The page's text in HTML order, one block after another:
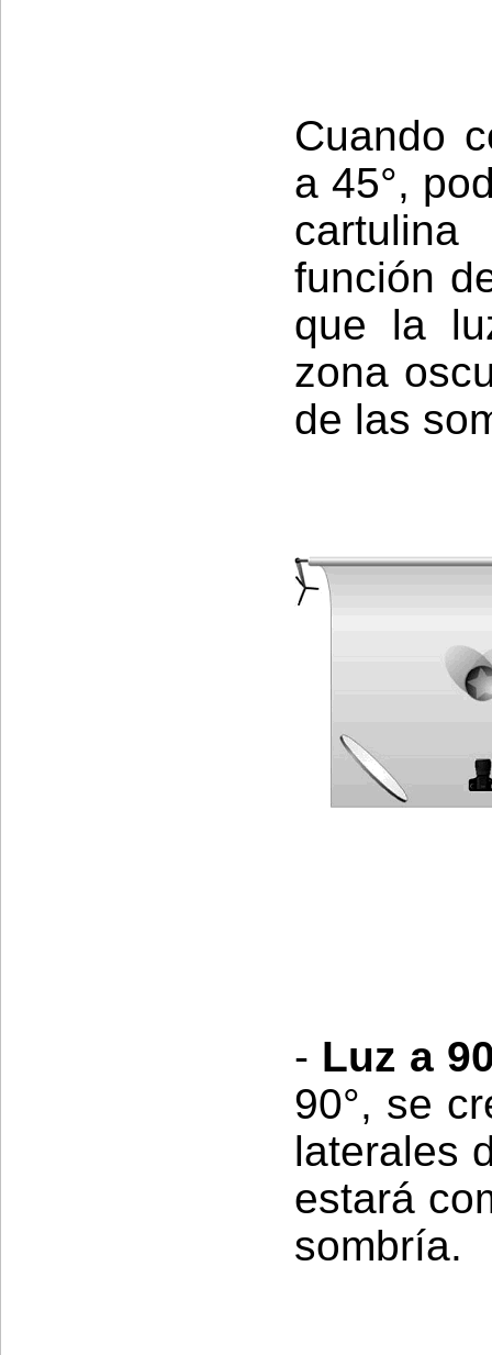
Cuando
a 45°,
función
que la
zona
de las
- Luz a
90°, se
laterales
estará
sombría.